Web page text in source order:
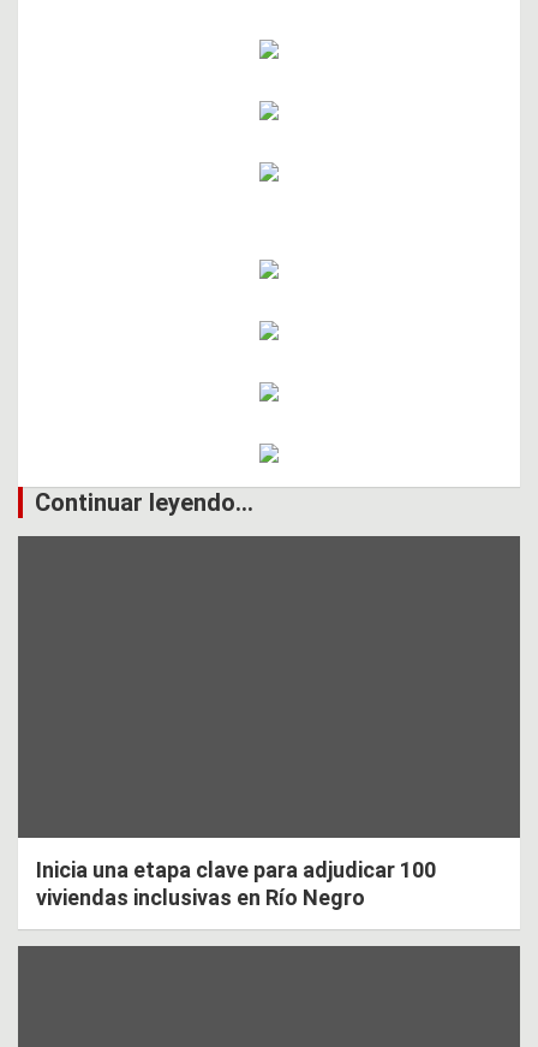
Continuar leyendo...
Inicia una etapa clave para adjudicar 100
viviendas inclusivas en Río Negro